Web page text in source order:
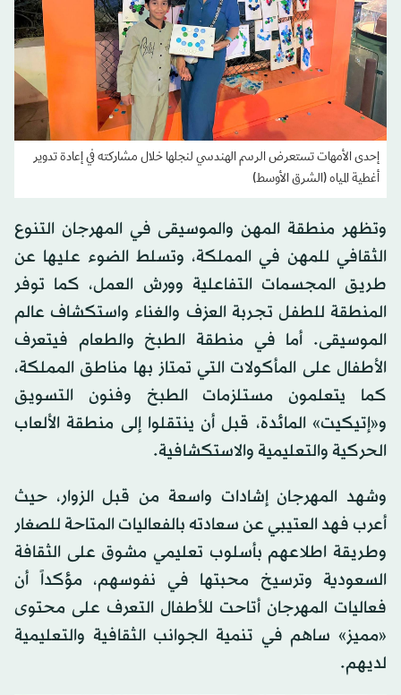
إحدى الأمهات تستعرض الرسم الهندسي لنجلها خلال مشاركته في إعادة تدوير
أغطية المياه (الشرق الأوسط)
وتظهر منطقة المهن والموسيقى في المهرجان التنوع
الثقافي للمهن في المملكة، وتسلط الضوء عليها عن
طريق المجسمات التفاعلية وورش العمل، كما توفر
المنطقة للطفل تجربة العزف والغناء واستكشاف عالم
الموسيقى. أما في منطقة الطبخ والطعام فيتعرف
الأطفال على المأكولات التي تمتاز بها مناطق المملكة،
كما يتعلمون مستلزمات الطبخ وفنون التسويق
و«إتيكيت» المائدة، قبل أن ينتقلوا إلى منطقة الألعاب
الحركية والتعليمية والاستكشافية.
وشهد المهرجان إشادات واسعة من قبل الزوار، حيث
أعرب فهد العتيبي عن سعادته بالفعاليات المتاحة للصغار
وطريقة اطلاعهم بأسلوب تعليمي مشوق على الثقافة
السعودية وترسيخ محبتها في نفوسهم، مؤكداً أن
فعاليات المهرجان أتاحت للأطفال التعرف على محتوى
«مميز» ساهم في تنمية الجوانب الثقافية والتعليمية
لديهم.